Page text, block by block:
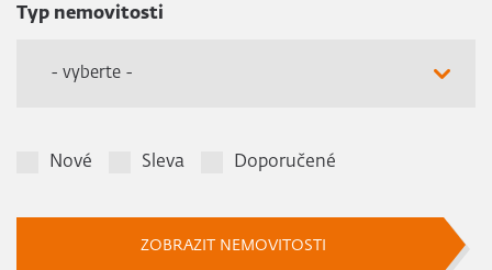
Typ nemovitosti
- vyberte -
Nové Sleva Doporučené
ZOBRAZIT NEMOVITOSTI